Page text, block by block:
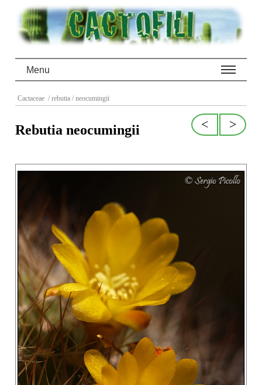
Menu
Cactaceae / rebutia / neocumingii
>
<
Rebutia neocumingii